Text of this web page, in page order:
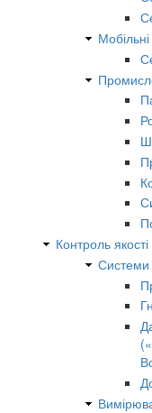
Контроль
Системи